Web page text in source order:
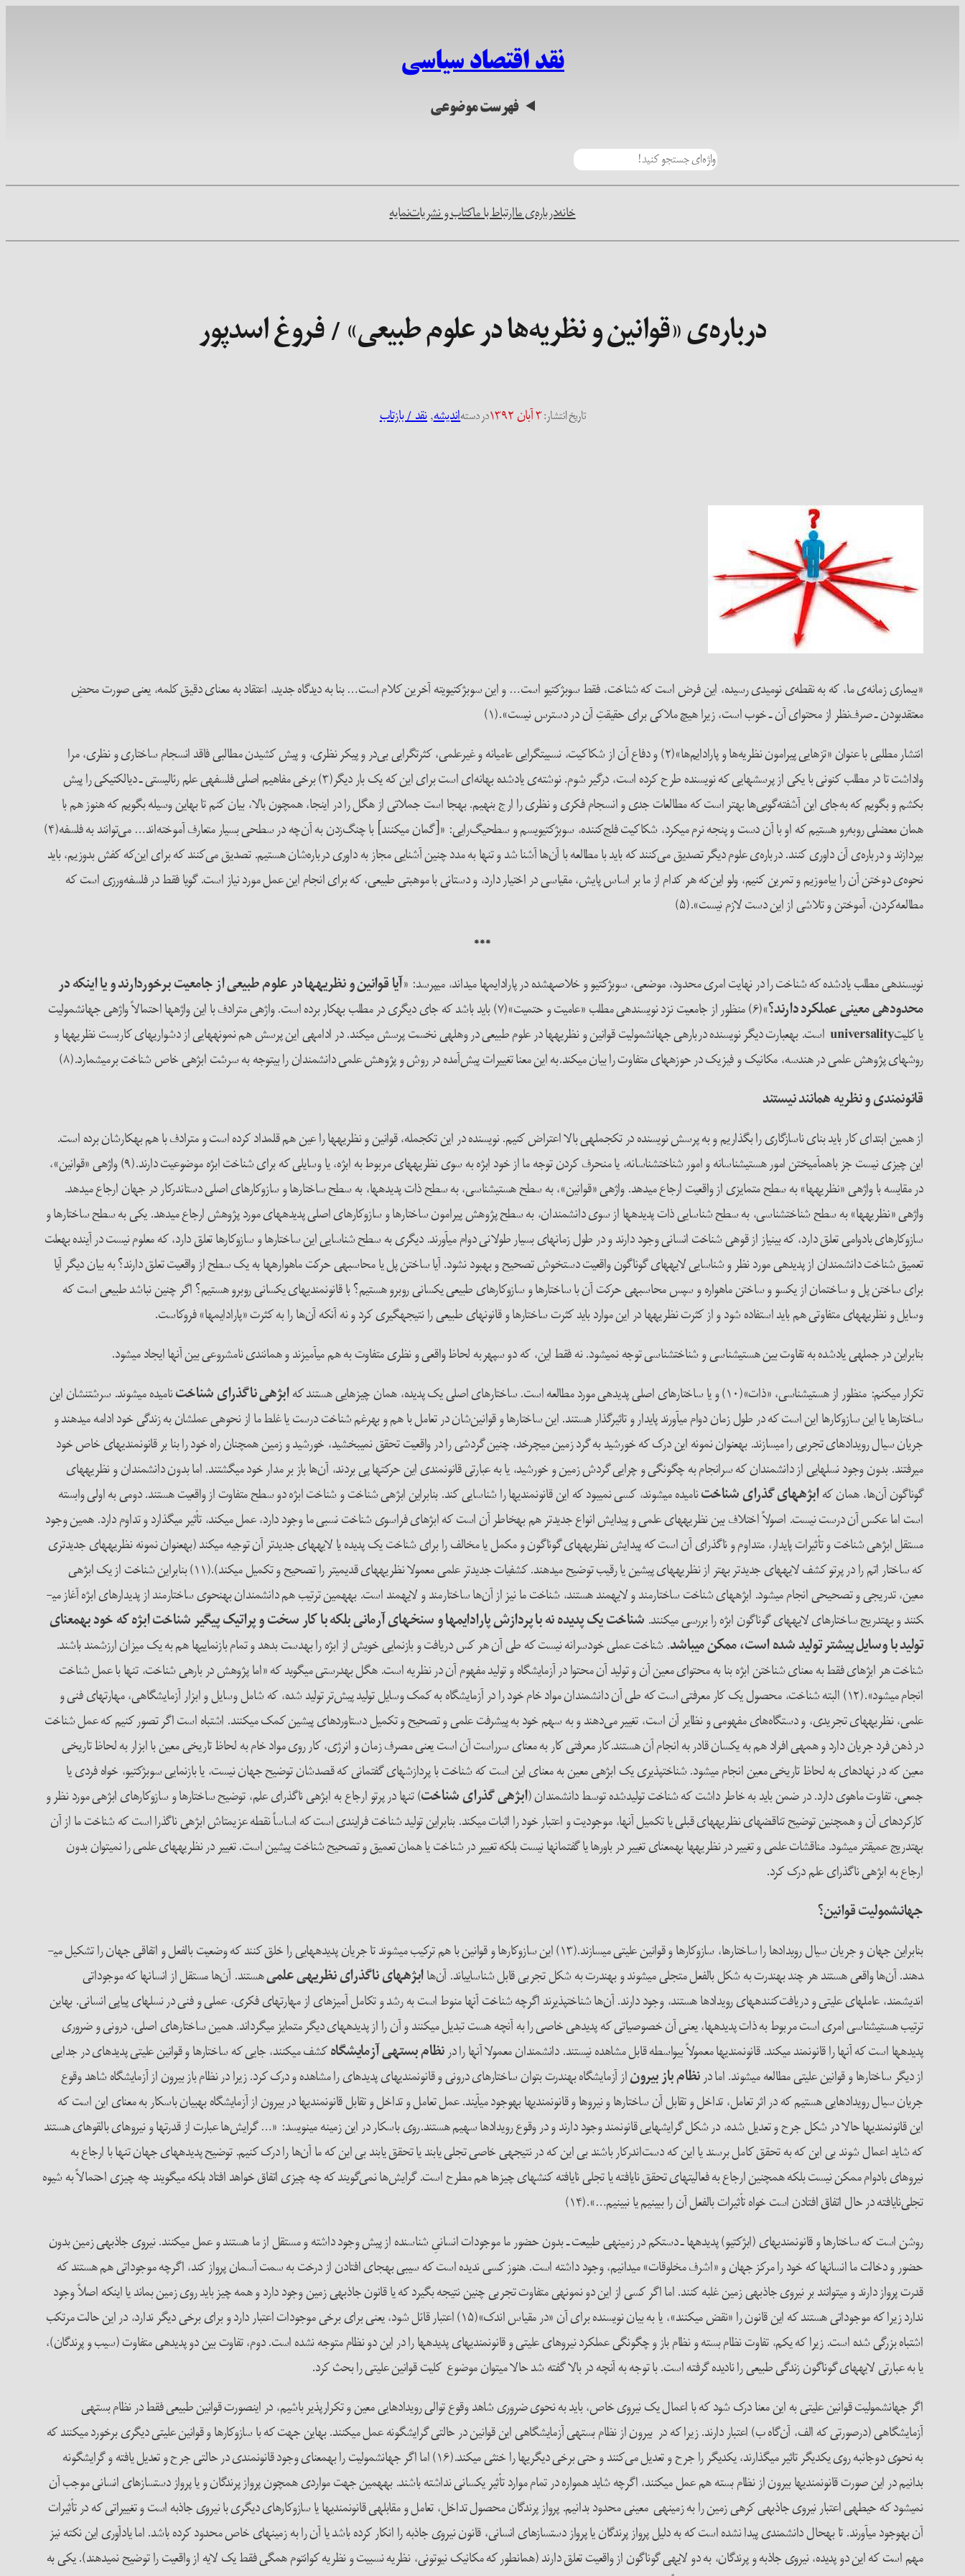
نقد اقتصاد سیاسی
فهرست موضوعی
خانهدرباره‌ی ماارتباط با ماکتاب و نشریاتنمایه
درباره‌­ی «قوانین و نظریه­‌ها در علوم طبیعی» / فروغ اسدپور
تاریخ انتشار:۳ آبان ۱۳۹۲ در دستهاندیشه, نقد / بازتاب
«بیماری زمانه‌ی ما، که به نقطه‌ی نومیدی رسیده، این فرض است که شناخت، فقط سوبژکتیو است… و این سوبژکتیویته آخرین کلام است… بنا به دیدگاه جدید، اعتقاد به معنای دقیق کلمه، یعنی صورت محضِ
معتقدبودن ـ صرف‌نظر از محتوای آن ـ خوب است، زیرا هیچ ملاکی برای حقیقتِ آن در دسترس نیست».(۱)
انتشار مطلبی با عنوان «تزهایی پیرامون نظریه­‌ها و پارادایم‌­ها»(۲) و دفاع آن از شکاکیت، نسبیت­گرایی عامیانه و غیرعلمی، کثرت­گرایی بی‌در و پیکر نظری، و پیش کشیدن مطالبی فاقد انسجام ساختاری و نظری، مرا
واداشت تا در مطلب کنونی با یکی از پرسش­هایی که نویسنده طرح کرده است، درگیر شوم. نوشته‌­ی یادشده بهانه‌­ای است برای این که یک بار دیگر(۳) برخی مفاهیم اصلی فلسفه­ی علم رئالیستی ـ دیالکتیکی را پیش
بکشم و بگویم که به­‌جای این آشفته­‌گویی­‌ها بهتر است که مطالعات جدی و انسجام فکری و نظری را ارج بنهیم. به­جا است جملاتی از هگل را در این­جا، همچون بالا، بیان کنم تا به­این وسیله بگویم که هنوز هم با
همان معضلی روبه‌رو هستیم که او با آن دست و پنجه نرم می­کرد، شکاکیت فلج­‌کننده، سوبژکتیویسم و سطحی­گ‌رایی: «[گمان می­کنند] با چنگ‌زدن به آن‌چه در سطحی بسیار متعارف آموخته‌اند… می‌توانند به فلسفه(۴)
بپردازند و درباره‌ی آن داوری کنند. درباره‌ی علوم دیگر تصدیق می‌کنند که باید با مطالعه با آن‌ها آشنا شد و تنها به مدد چنین آشنایی مجاز به داوری درباره‌‌شان هستیم. تصدیق می‌کنند که برای این‌که کفش بدوزیم، باید
نحوه‌ی دوختن آن را بیاموزیم و تمرین کنیم، ولو این‌که هر کدام از ما بر اساس پایش، مقیاسی در اختیار دارد، و دستانی با موهبتی طبیعی، که برای انجام این عمل مورد نیاز است. گویا فقط در فلسفه‌ورزی است که
مطالعه‌کردن، آموختن و تلاشی از این دست لازم نیست».(۵)
***
نویسنده­ی مطلب یادشده که شناخت را در نهایت امری محدود، موضعی، سوبژکتیو و خلاصه­شده در پارادایم­ها می­داند، می­پرسد: «آیا قوانین و نظریه­ها در علوم طبیعی از جامعیت برخوردارند و یا این­که در
محدوده­ی معینی عمل­کرد دارند؟
»(۶) منظور از جامعیت نزد نویسنده­ی مطلب «عامیت و حتمیت»(۷) باید باشد که جای دیگری در مطلب به­کار برده است. واژه­ی مترادف با این واژه­ها احتمالاً واژه­ی جهانشمولیت
یا کلیتuniversality است. به­عبارت دیگر نویسنده درباره­ی جهانشمولیت قوانین و نظریه­ها در علوم طبیعی در وهله­­ی نخست پرسش می­کند. در ادامه­ی این پرسش هم نمونه­هایی از دشواری­های کاربست نظریه­ها و
روش­های پژوهش علمی در هندسه، مکانیک و فیزیک در حوزه­های متفاوت را بیان می­کند.به این معنا تغییرات پیش‌آمده در روش و پژوهش علمی دانشمندان را بی­توجه به سرشت ابژه­ی خاص شناخت برمی­شمارد.(۸)
قانون­مندی­ و نظریه همانند نیستند
از همین ابتدای کار باید بنای ناسازگاری را بگذاریم و به پرسش نویسنده در تک­جمله­ی بالا اعتراض کنیم. نویسنده در این تک­جمله، قوانین و نظریه­ها را عین هم قلمداد کرده است و مترادف با هم به­کارشان برده است.
این چیزی نیست جز باهم­آمیختن امور هستی­شناسانه و امور شناخت­شناسانه، یا منحرف کردن توجه ما از خود ابژه به سوی نظریه­های مربوط به ابژه، یا وسایلی که برای شناخت ابژه موضوعیت دارند.(۹) واژه­ی «قوانین»،
در مقایسه با واژه­ی «نظریه­ها» به سطح متمایزی از واقعیت ارجاع می­دهد. واژه­ی «قوانین»، به سطح هستی­شناسی، به سطح ذات پدیده­ها، به سطح ساختارها و سازوکارهای اصلی دست­اندرکار در جهان ارجاع می­دهد.
واژه­ی «نظریه­ها» به سطح شناخت­شناسی، به سطح شناسایی ذات پدیده­ها از سوی دانشمندان، به سطح پژوهش پیرامون ساختارها و سازوکارهای اصلی پدیده­های مورد پژوهش ارجاع می­دهد. یکی به سطح ساختارها و
سازوکارهای بادوامی تعلق دارد، که بی­نیاز از قو­ه­ی شناخت انسانی وجود دارند و در طول زمان­های بسیار طولانی دوام می­آورند. دیگری به سطح شناسایی این ساختارها و سازوکارها تعلق دارد، که معلوم نیست در آینده به­علت
تعمیق شناخت دانشمندان از پدیده­ی مورد نظر و شناسایی لایه­های گوناگون واقعیت دست­خوش تصحیح و بهبود نشود. آیا ساختن پل یا محاسبه­ی حرکت ماهواره­ها به یک سطح از واقعیت تعلق دارند؟ به بیان دیگر آیا
برای ساختن پل و ساختمان از یک­سو و ساختن ماهواره و سپس محاسبه­ی حرکت آن با ساختارها و سازوکارهای طبیعی یکسانی روبرو هستیم؟ با قانون­مندی­های یکسانی روبرو هستیم؟ اگر چنین نباشد طبیعی است که
وسایل و نظریه­های متفاوتی هم باید استفاده شود و از کثرت نظریه­ها در این موارد باید کثرت ساختارها و قانون­های طبیعی را نتیجه­گیری کرد و نه آن­که آن‌ها را به کثرت «پارادایم­ها» فروکاست.
بنابراین در جمله­ی یادشده به تفاوت بین هستی­شناسی و شناخت­شناسی توجه نمی­شود. نه فقط این، که دو سپهربه لحاظ واقعی و نظری متفاوت به هم می­آمیزند و همانندی نامشروعی بین آنها ایجاد می­شود.
تکرار می­کنم: منظور از هستی­شناسی، «ذات»(۱۰) و یا ساختارهای اصلی پدیده­ی مورد مطالعه است. ساختارهای اصلی یک پدیده، همان چیزهایی هستند که
ابژه­ی ناگذرای شناختنامیده می­شوند. سرشت­نشان این
ساختارها یا این سازوکارها این است که در طول زمان دوام می­آورند پایدار و تاثیرگذار هستند. این ساختارها و قوانین‌­شان در تعامل با هم و به­رغم شناخت درست یا غلط ما از نحوه­ی عمل­شان به زندگی خود ادامه می­دهند و
جریان سیال رویدادهای تجربی را می­سازند. به­عنوان نمونه این درک که خورشید به گرد زمین می­چرخد، چنین گردشی را در واقعیت تحقق نمی­بخشید، خورشید و زمین همچنان راه خود را بنا بر قانون­مندی­های خاص خود
می­رفتند. بدون وجود نسل­هایی از دانشمندان که سرانجام به چگونگی و چرایی گردش زمین و خورشید، یا به عبارتی قانون­مندی این حرکت­ها پی بردند، آن‌ها باز بر مدار خود می­گشتند. اما بدون دانشمندان و نظریه­های
گوناگون آن‌ها، همان کهابژه­های گذرای شناختنامیده می­شوند، کسی نمی­بود که این قانون­مندی­ها را شناسایی کند. بنابراین ابژه­ی شناخت و شناخت ابژه دو سطح متفاوت از واقعیت هستند. دومی به اولی وابسته
است اما عکس آن درست نیست. اصولاً اختلاف­ بین نظریه­های علمی و پیدایش انواع جدیدتر هم به­خاطر آن است که ابژه­ای فراسوی شناخت نسبی ما وجود دارد، عمل می­کند، تأثیر می­گذارد و تداوم دارد. همین وجود
مستقل ابژه­ی شناخت و تأثیرات پایدار، متداوم و ناگذرای آن است که پیدایش نظریه­های گوناگون و مکمل یا مخالف را برای شناخت یک پدیده یا لایه­های جدیدتر آن توجیه می­کند (به­عنوان نمونه نظریه­های جدیدتری
که ساختار اتم را در پرتو کشف لایه­های جدیدتر بهتر از نظریه­های پیشین یا رقیب توضیح می­دهند. کشفیات جدیدتر علمی معمولا نظریه­های قدیمی­تر را تصحیح و تکمیل می­کند).(۱۱) بنابراین شناخت از یک ابژه­ی
معین، تدریجی و تصحیحی انجام می­شود. ابژه­های شناخت ساختارمند و لایه­مند هستند، شناخت ما نیز از آن‌ها ساختارمند و لایه­مند است. به­همین ترتیب هم دانشمندان به­نحوی ساختارمند از پدیدارهای ابژه آغاز می­
کنند و به­تدریج ساختارهای لایه­های گوناگون ابژه را بررسی می­کنند. شناخت یک پدیده نه با پردازش پارادایم­ها و سنخ­های آرمانی بلکه با کار سخت و پراتیک پیگیر شناخت ابژه که خود به­معنای
تولید با وسایل پیش­تر تولید شده است، ممکن می­باشد. شناخت عملی خودسرانه نیست که طی آن هر کس دریافت و بازنمایی خویش از ابژه را به­دست بدهد و تمام بازنمایی­ها هم به یک میزان ارزشمند باشند.
شناخت هر ابژه­ای فقط به معنای شناختن ابژه بنا به محتوای معین آن و تولید آن محتوا در آزمایشگاه و تولید مفهوم آن در نظریه است. هگل به­درستی می­گوید که «اما پژوهش در باره­ی شناخت، تنها با عمل شناخت
انجام می­شود».(۱۲) البته شناخت، محصول یک کار معرفتی است که طی آن دانشمندان مواد خام خود را در آزمایشگاه به کمک وسایل تولید پیش‌تر تولید شده، که شامل وسایل و ابزار آزمایشگاهی، مهارت­های فنی و
علمی، نظریه­های تجریدی، و دستگاه‌های مفهومی و نظایر آن است، تغییر می‌دهند و به سهم خود به پیشرفت علمی و تصحیح و تکمیل دستاوردهای پیشین کمک می­کنند. اشتباه است اگر تصور کنیم که عمل شناخت
در ذهن فرد جریان دارد و همه­ی افراد هم به­ یکسان قادر به انجام آن هستند.کار معرفتی کار به معنای سرراست آن است یعنی مصرف زمان و انرژی، کار روی مواد خام به لحاظ تاریخی معین با ابزار به لحاظ تاریخی
معین که در نهادهای به لحاظ تاریخی معین انجام می­شود. شناخت­پذیری یک ابژه­ی معین به معنای این است که شناخت با پردازش­های گفتمانی که قصدشان توضیح جهان نیست، یا بازنمایی سوبژکتیو، خواه فردی یا
جمعی، تفاوت ماهوی دارد. در ضمن باید به خاطر داشت که شناخت تولیدشده توسط دانشمندان (ابژه­ی گذرای شناخت) تنها در پرتو ارجاع به ابژه­ی ناگذرای علم، توضیح ساختارها و سازوکارهای ابژه­ی مورد نظر و
کارکردهای آن و همچنین توضیح تناقض­های نظریه­های قبلی یا تکمیل آنها، موجودیت و اعتبار خود را اثبات می­کند. بنابراین تولید شناخت فرایندی است که اساساً نقطه عزیمت­اش ابژه­ی ناگذرا است که شناخت ما از آن
به­تدریج عمیق­تر می­شود. مناقشات علمی و تغییر در نظریه­ها به­معنای تغییر در باورها یا گفتمان­ها نیست بلکه تغییر در شناخت یا همان تعمیق و تصحیح شناخت پیشین است. تغییر در نظریه­های علمی را نمی­توان بدون
ارجاع به ابژه­ی ناگذرای علم درک کرد.
جهانشمولیت قوانین؟
بنابراین جهان و جریان سیال رویدادها را ساختارها، سازوکارها و قوانین علیتی می­سازند.(۱۳) این سازوکارها و قوانین با هم ترکیب می­شوند تا جریان پدیده­هایی را خلق کنند که وضعیت بالفعل و اتفاقی جهان را تشکیل می­
دهند. آن‌ها واقعی هستند هر چند به­ندرت به شکل بالفعل متجلی می­شوند و به­ندرت به شکل تجربی قابل شناسایی­اند. آن‌هاابژه­های ناگذرای نظریه­ی علمیهستند. آن‌ها مستقل از انسان­ها که موجوداتی
اندیشمند، عامل­های علیتی و دریافت‌کننده­های رویدادها هستند، وجود دارند. آن‌ها شناخت­پذیرند اگرچه شناخت آنها منوط است به رشد و تکامل آمیزه­ای از مهارت­های فکری، عملی و فنی در نسل­های پیاپی انسانی. به­این
ترتیب هستی­شناسی امری است مربوط به ذات پدیده­ها، یعنی آن خصوصیاتی که پدیده­ی خاصی را به آن­چه هست تبدیل می­کنند و آن را از پدیده­های دیگر متمایز می­گرداند. همین ساختارهای اصلی، درونی و ضروری
پدیده­ها است که آن­ها را قانون­مند می­کند. قانون­مندی­ها معمولاً بی­واسطه قابل مشاهده نیستند. دانشمندان معمولا آن­ها را درنظام بسته­ی آزمایشگاهکشف می­کنند، جایی که ساختارها و قوانین علیتی پدیده­ای در جدایی
از دیگر ساختارها و قوانین علیتی مطالعه می­شوند. اما درنظام باز بیروناز آزمایشگاه به­ندرت بتوان ساختارهای درونی و قانون­مندی­های پدیده­ای را مشاهده و درک کرد. زیرا در نظام باز بیرون از آزمایشگاه شاهد وقوع
جریان سیال رویدادهایی هستیم که در اثر تعامل، تداخل و تقابل آن ساختارها و نیروها و قانون­مندی­ها به­وجود می­آیند. عمل تعامل و تداخل و تقابل قانون­مندی­ها در بیرون از آزمایشگاه به­بیان باسکار به معنای این است که
این قانون­مندی­ها حالا در شکل جرح و تعدیل شده، در شکل گرایش­هایی قانون­مند وجود دارند و در وقوع رویدادها سهیم هستند.روی باسکار در این زمینه می­نویسد: «… گرایش‌ها عبارت از قدرت­ها و نیروهای بالقوه­ای هستند
که شاید اعمال شوند بی این که به تحقق کامل برسند یا این که دست‌اندرکار باشند بی این که در نتیجه­ی خاصی تجلی یابند یا تحقق یابند بی این که ما آن‌ها را درک کنیم. توضیح پدیده­های جهان تنها با ارجاع به
نیروهای بادوام ممکن نیست بلکه همچنین ارجاع به فعالیت­های تحقق نایافته یا تجلی نایافته کنش­های چیزها هم مطرح است. گرایش‌ها نمی‌گویند که چه چیزی اتفاق خواهد افتاد بلکه می­گویند چه چیزی احتمالاً به شیوه
تجلی‌نایافته در حال اتفاق افتادن است خواه تأثیرات بالفعل آن را ببینیم یا نبینیم…».(۱۴)
روشن است که ساختارها و قانون­مندی­های (ابژکتیو) پدیده­ها ـ دست­کم در زمینه­ی طبیعت ـ بدون حضور ما موجودات انسانیِ شناسنده از پیش وجود داشته و مستقل از ما هستند و عمل می­کنند. نیروی جاذبه­ی زمین بدون
حضور و دخالت ما انسان­ها که خود را مرکز جهان و «اشرف مخلوقات» می­دانیم، وجود داشته است. هنوز کسی ندیده است که سیبی به­جای افتادن از درخت به سمت آسمان پرواز کند، اگرچه موجوداتی هم هستند که
قدرت پرواز دارند و می­توانند بر نیروی جاذبه­ی زمین غلبه کنند. اما اگر کسی از این دو نمونه­ی متفاوت تجربی چنین نتیجه بگیرد که یا قانون جاذبه­ی زمین وجود دارد و همه چیز باید روی زمین بماند یا این­که اصلاً وجود
ندارد زیرا که موجوداتی هستند که این قانون را «نقض می­کنند»، یا به بیان نویسنده برای آن «در مقیاس اندک»(۱۵) اعتبار قائل شود، یعنی برای برخی موجودات اعتبار دارد و برای برخی دیگر ندارد، در این حالت مرتکب
اشتباه بزرگی شده است. زیرا که یکم، تفاوت نظام بسته و نظام باز و چگونگی عمل­کرد نیروهای علیتی و قانون­مندی­های پدیده­ها را در این دو نظام متوجه نشده است. دوم، تفاوت بین دو پدیده­ی متفاوت (سیب و پرندگان)،
یا به عبارتی لایه­های گوناگون زندگی طبیعی را نادیده گرفته است. با توجه به آن­چه در بالا گفته شد حالا می­توان موضوع کلیت قوانین علیتی را بحث کرد.
اگر جهانشمولیت قوانین علیتی به این معنا درک شود که با اعمال یک نیروی خاص، باید به نحوی ضروری شاهد وقوع توالی رویدادهایی معین و تکرارپذیر باشیم، در این­صورت قوانین طبیعی فقط در نظام بسته­ی
آزمایشگاهی (درصورتی که الف، آن‌گاه ب) اعتبار دارند. زیرا که در بیرون از نظام بسته­ی آزمایشگاهی این قوانین در حالتی گرایش­گونه عمل می­کنند. به­این جهت که با سازوکارها و قوانین علیتی دیگری برخورد می­کنند که
به نحوی دوجانبه روی یکدیگر تاثیر می­گذارند، یکدیگر را جرح و تعدیل می‌کنند و حتی برخی دیگری­ها را خنثی می­کند.(۱۶) اما اگر جهانشمولیت را به­معنای وجود قانون­مندی در حالتی جرح و تعدیل­ یافته و گرایش­گونه
بدانیم در این صورت قانون­مندی­ها بیرون از نظام بسته هم عمل می­کنند، اگرچه شاید همواره در تمام موارد تأثیر یکسانی نداشته باشند. به­همین جهت مواردی همچون پرواز پرندگان و یا پرواز دست­سازهای انسانی موجب آن
نمی­شود که حیطه­ی اعتبار نیروی جاذبه­ی کره­ی زمین را به زمینه­ی معینی محدود بدانیم. پرواز پرندگان محصول تداخل، تعامل و مقابله­ی قانون­مندی­ها یا سازوکارهای دیگری با نیروی جاذبه است و تغییراتی که در تأثیرات
آن به­وجود می­آورند. تا به­حال دانشمندی پیدا نشده است که به دلیل پرواز پرندگان یا پرواز دست­سازهای انسانی، قانون نیروی جاذبه را انکار کرده باشد یا آن را به زمینه­ای خاص محدود کرده باشد. اما یادآوری این نکته نیز
مهم است که این دو پدیده، نیروی جاذبه و پرندگان، به دو لایه­ی گوناگون از واقعیت تعلق دارند (همان­طور که مکانیک نیوتونی، نظریه نسبیت و نظریه کوانتوم همگی فقط یک لایه از واقعیت را توضیح نمی­دهند). یکی به